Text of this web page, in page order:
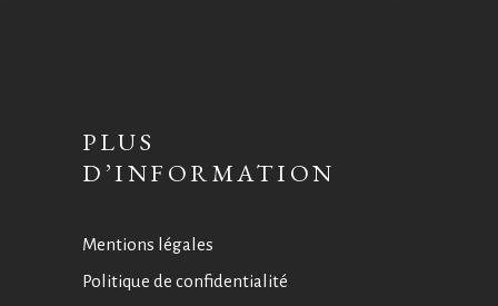
PLUS
D’INFORMATION
Mentions légales
Politique de confidentialité